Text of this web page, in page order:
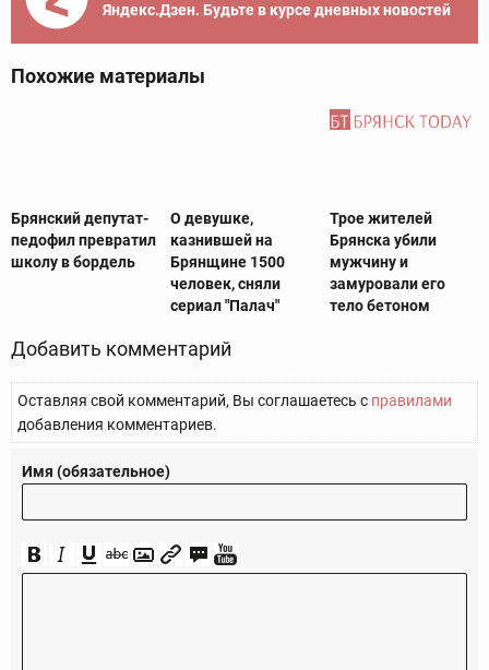
Яндекс.Дзен. Будьте в курсе дневных новостей
Похожие материалы
Брянский депутат-
педофил превратил
школу в бордель
О девушке,
казнившей на
Брянщине 1500
человек, сняли
сериал "Палач"
Трое жителей
Брянска убили
мужчину и
замуровали его
тело бетоном
Добавить комментарий
Оставляя свой комментарий, Вы соглашаетесь с правилами
добавления комментариев.
Имя (обязательное)